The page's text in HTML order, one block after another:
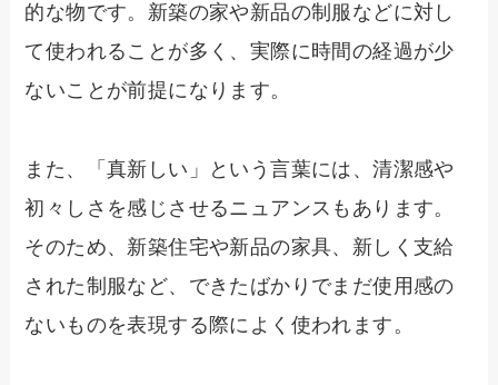
的な物です。新築の家や新品の制服などに対し
て使われることが多く、実際に時間の経過が少
ないことが前提になります。
また、「真新しい」という言葉には、清潔感や
初々しさを感じさせるニュアンスもあります。
そのため、新築住宅や新品の家具、新しく支給
された制服など、できたばかりでまだ使用感の
ないものを表現する際によく使われます。